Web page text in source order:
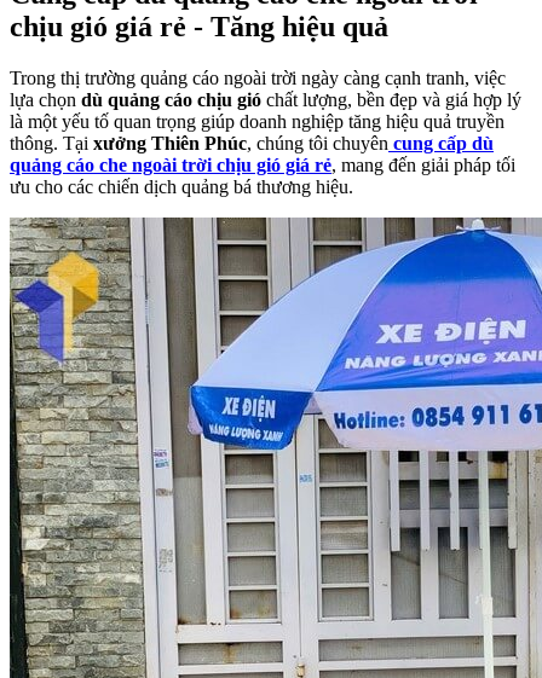
chịu gió giá rẻ - Tăng hiệu quả
Trong thị trường quảng cáo ngoài trời ngày càng cạnh tranh, việc
lựa chọn dù quảng cáo chịu gió chất lượng, bền đẹp và giá hợp lý
là một yếu tố quan trọng giúp doanh nghiệp tăng hiệu quả truyền
thông. Tại xưởng Thiên Phúc, chúng tôi chuyên cung cấp dù
quảng cáo che ngoài trời chịu gió giá rẻ, mang đến giải pháp tối
ưu cho các chiến dịch quảng bá thương hiệu.